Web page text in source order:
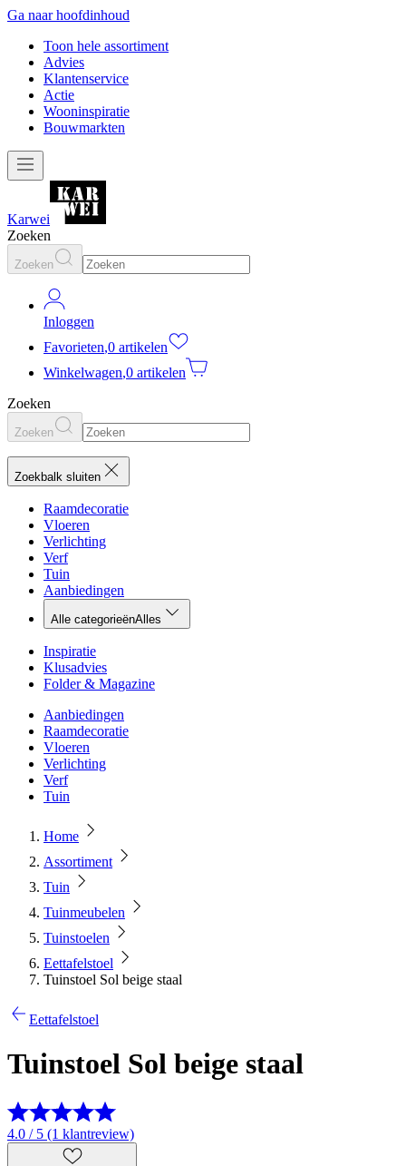
Ga naar hoofdinhoud
Toon hele assortiment
Advies
Klantenservice
Actie
Wooninspiratie
Bouwmarkten
Karwei
Zoeken
Zoeken
Inloggen
Favorieten,0 artikelen
Winkelwagen,0 artikelen
Zoeken
Zoeken
Zoekbalk sluiten
Raamdecoratie
Vloeren
Verlichting
Verf
Tuin
Aanbiedingen
Alle categorieënAlles
Inspiratie
Klusadvies
Folder & Magazine
Aanbiedingen
Raamdecoratie
Vloeren
Verlichting
Verf
Tuin
Home
Assortiment
Tuin
Tuinmeubelen
Tuinstoelen
Eettafelstoel
Tuinstoel Sol beige staal
Eettafelstoel
Tuinstoel Sol beige staal
4.0 / 5 (1 klantreview)